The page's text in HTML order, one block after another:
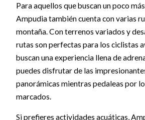
Para aquellos que buscan un poco
Ampudia también cuenta con varias
montaña. Con terrenos variados y
rutas son perfectas para los ciclistas
buscan una experiencia llena de
puedes disfrutar de las
panorámicas mientras pedaleas por
marcados.
Si prefieres actividades acuáticas,